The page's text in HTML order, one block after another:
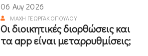
06 Αυγ 2026
ΜΆΧΗ ΓΕΩΡΓΑΚΟΠΟΎΛΟΥ
Οι διοικητικές διορθώσεις και
τα app είναι μεταρρυθμίσεις;